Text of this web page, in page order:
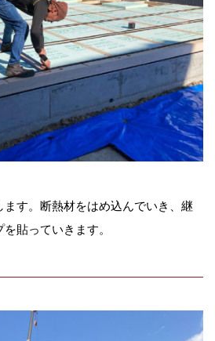
す。断熱材をはめ込んでいき、継
貼っていきます。